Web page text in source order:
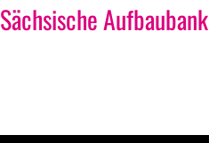
Sächsische Aufbaubank